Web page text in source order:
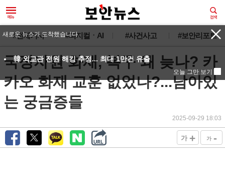
#전체기사 #피지컬ㆍAI #사건사고 #보안리포트
국정자원 화재, 복구 왜 늦나? 카
카오 화재 교훈 없었나?...남아있
는 궁금증들
2025-09-29 18:03
가 + 가 -
새로운 뉴스가 도착했습니다.
韓 외교관 전원 해킹 추정... 최대 1만건 유출
오늘 그만 보기